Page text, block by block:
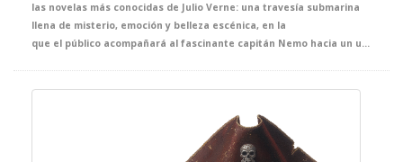
las novelas más conocidas de Julio Verne: una travesía submarina
llena de misterio, emoción y belleza escénica, en la
que el público acompañará al fascinante capitán Nemo hacia un universo desconocido. Un espectáculo que celebra el poder de la fantasía como origen de los grandes avances científicos.